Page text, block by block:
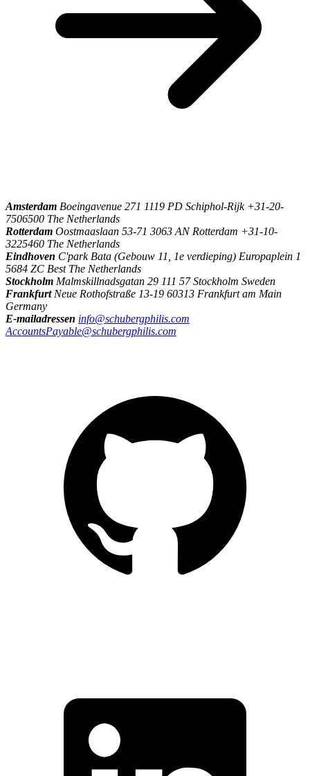
Amsterdam Boeingavenue 271 1119 PD Schiphol-Rijk +31-20-
7506500 The Netherlands
Rotterdam Oostmaaslaan 53-71 3063 AN Rotterdam +31-10-
3225460 The Netherlands
Eindhoven C'park Bata (Gebouw 11, 1e verdieping) Europaplein 1
5684 ZC Best The Netherlands
Stockholm Malmskillnadsgatan 29 111 57 Stockholm Sweden
Frankfurt Neue Rothofstraße 13-19 60313 Frankfurt am Main
Germany
E-mailadressen info@schubergphilis.com
AccountsPayable@schubergphilis.com